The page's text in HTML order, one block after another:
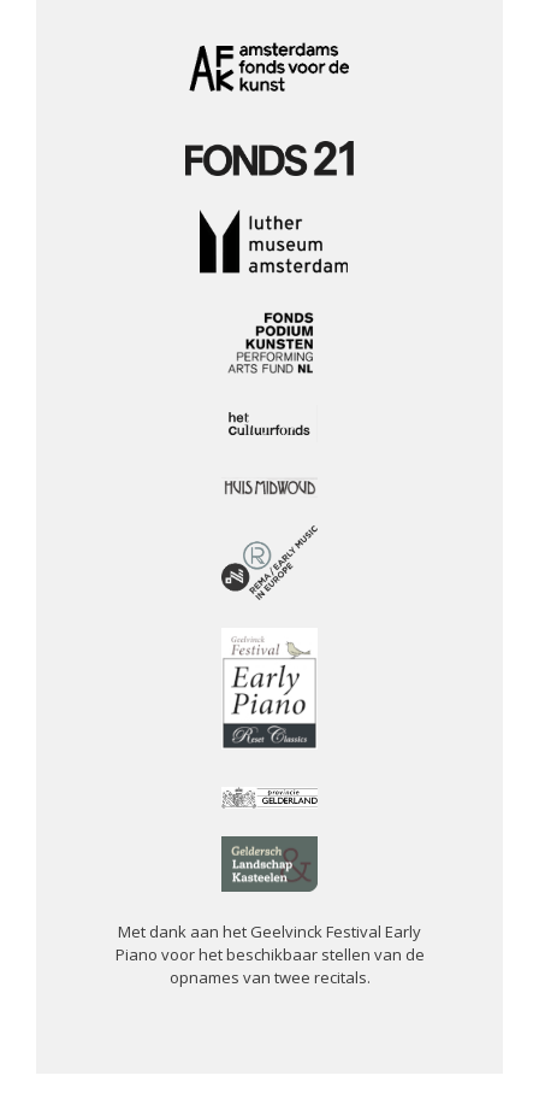
Met dank aan het Geelvinck Festival Early
Piano voor het beschikbaar stellen van de
opnames van twee recitals.